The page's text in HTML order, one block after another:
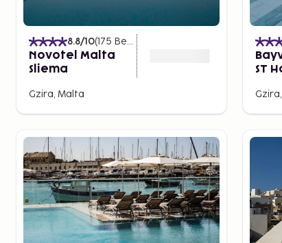
8.8/10(175 Bewertungen
Novotel Malta
Sliema
Gzira, Malta
ST